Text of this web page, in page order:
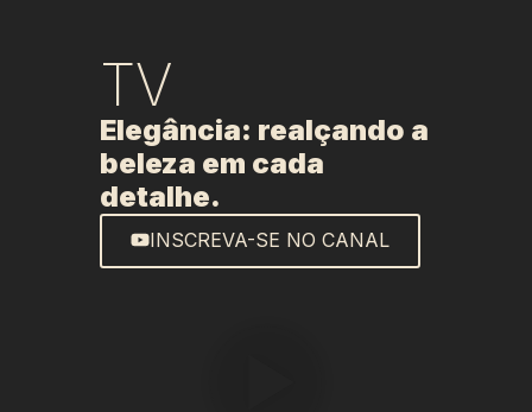
TV
Elegância: realçando a
beleza em cada
detalhe.
INSCREVA-SE NO CANAL